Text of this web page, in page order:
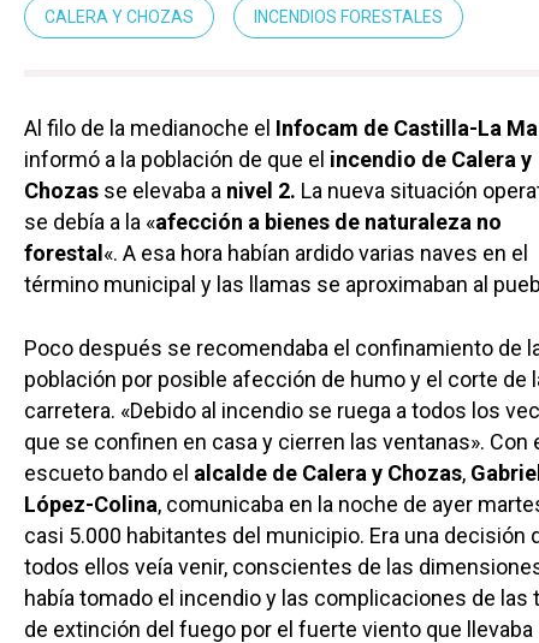
CALERA Y CHOZAS INCENDIOS FORESTALES
Al filo de la medianoche el Infocam de Castilla-La
informó a la población de que el incendio de Calera y
Chozas se elevaba a nivel 2. La nueva situación
se debía a la «afección a bienes de naturaleza no
forestal«. A esa hora habían ardido varias naves en el
término municipal y las llamas se aproximaban al
Poco después se recomendaba el confinamiento de
población por posible afección de humo y el corte de
carretera. «Debido al incendio se ruega a todos los
que se confinen en casa y cierren las ventanas». Con
escueto bando el alcalde de Calera y Chozas,
López-Colina, comunicaba en la noche de ayer
casi 5.000 habitantes del municipio. Era una decisión
todos ellos veía venir, conscientes de las
había tomado el incendio y las complicaciones de las
de extinción del fuego por el fuerte viento que llevaba